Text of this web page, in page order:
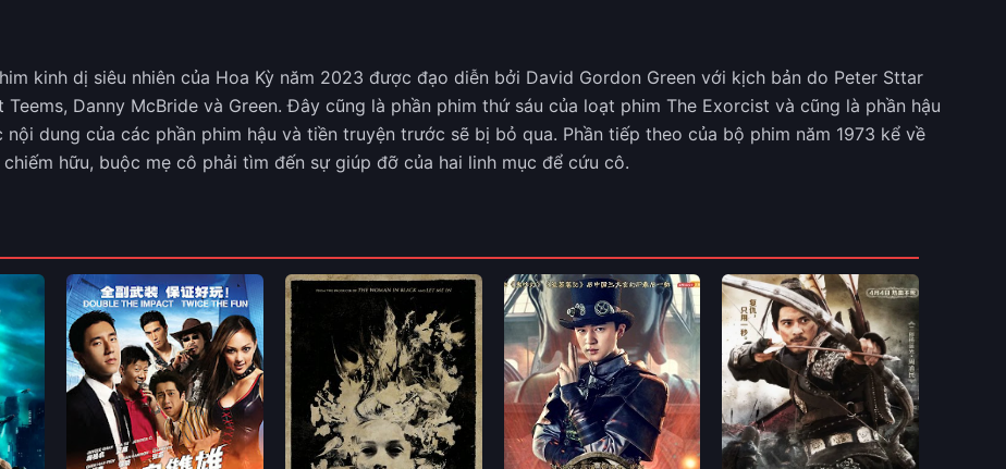
kinh dị siêu nhiên của Hoa Kỳ năm 2023 được đạo diễn bởi David Gordon Green với kịch bản do Peter Sttar
Danny McBride và Green. Đây cũng là phần phim thứ sáu của loạt phim The Exorcist và cũng là phần hậu
dung của các phần phim hậu và tiền truyện trước sẽ bị bỏ qua. Phần tiếp theo của bộ phim năm 1973 kể về
hữu, buộc mẹ cô phải tìm đến sự giúp đỡ của hai linh mục để cứu cô.